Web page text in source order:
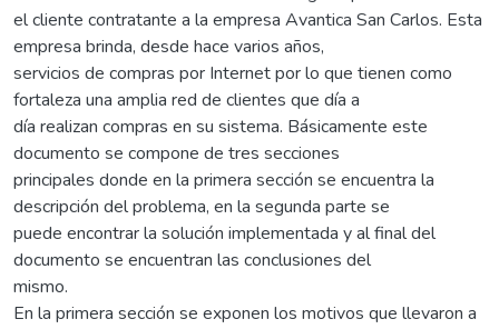
el cliente contratante a la empresa Avantica San Carlos. Esta
empresa brinda, desde hace varios años,
servicios de compras por Internet por lo que tienen como
fortaleza una amplia red de clientes que día a
día realizan compras en su sistema. Básicamente este
documento se compone de tres secciones
principales donde en la primera sección se encuentra la
descripción del problema, en la segunda parte se
puede encontrar la solución implementada y al final del
documento se encuentran las conclusiones del
mismo.
En la primera sección se exponen los motivos que llevaron a